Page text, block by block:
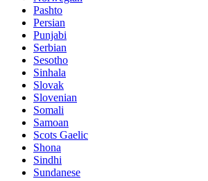
Pashto
Persian
Punjabi
Serbian
Sesotho
Sinhala
Slovak
Slovenian
Somali
Samoan
Scots Gaelic
Shona
Sindhi
Sundanese